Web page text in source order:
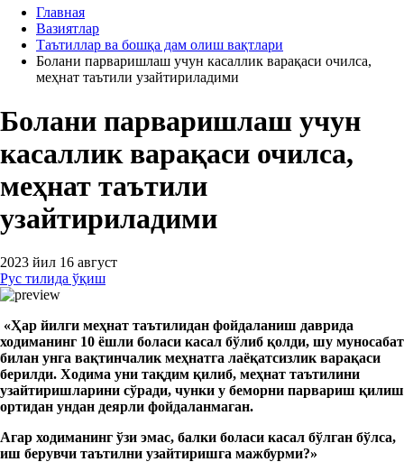
Главная
Вазиятлар
Таътиллар ва бошқа дам олиш вақтлари
Болани парваришлаш учун касаллик варақаси очилса,
меҳнат таътили узайтириладими
Болани парваришлаш учун
касаллик варақаси очилса,
меҳнат таътили
узайтириладими
2023 йил 16 август
Рус тилида ўқиш
«Ҳар йилги меҳнат таътилидан фойдаланиш даврида
ходиманинг 10 ёшли боласи касал бўлиб қолди, шу муносабат
билан унга вақтинчалик меҳнатга лаёқатсизлик варақаси
берилди. Ходима уни тақдим қилиб, меҳнат таътилини
узайтиришларини сўради, чунки у беморни парвариш қилиш
ортидан ундан деярли фойдаланмаган.
Агар ходиманинг ўзи эмас, балки боласи касал бўлган бўлса,
иш берувчи таътилни узайтиришга мажбурми?»